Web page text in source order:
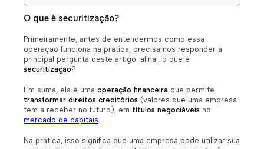
O que é securitização?
Primeiramente, antes de entendermos como essa
operação funciona na prática, precisamos responder à
principal pergunta deste artigo: afinal, o que é
securitização?
Em suma, ela é uma operação financeira que permite
transformar direitos creditórios (valores que uma empresa
tem a receber no futuro), em títulos negociáveis no
mercado de capitais.
Na prática, isso significa que uma empresa pode utilizar sua